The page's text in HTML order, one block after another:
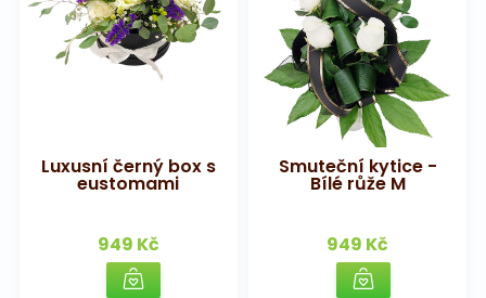
Luxusní černý box s
eustomami
949 Kč
Smuteční kytice -
Bílé růže M
949 Kč